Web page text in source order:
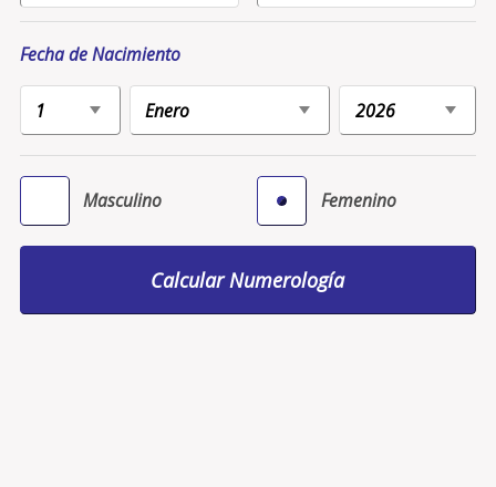
Fecha de Nacimiento
Masculino Femenino